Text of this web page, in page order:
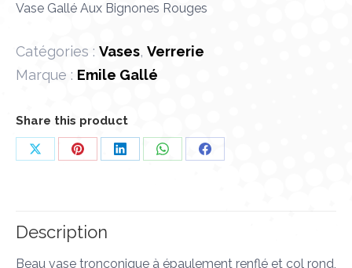
Vase Gallé Aux Bignones Rouges
Catégories : Vases, Verrerie
Marque : Emile Gallé
Share this product
PartagerPartagerPartagerPartagerPartager
Description
Beau vase tronconique à épaulement renflé et col rond,